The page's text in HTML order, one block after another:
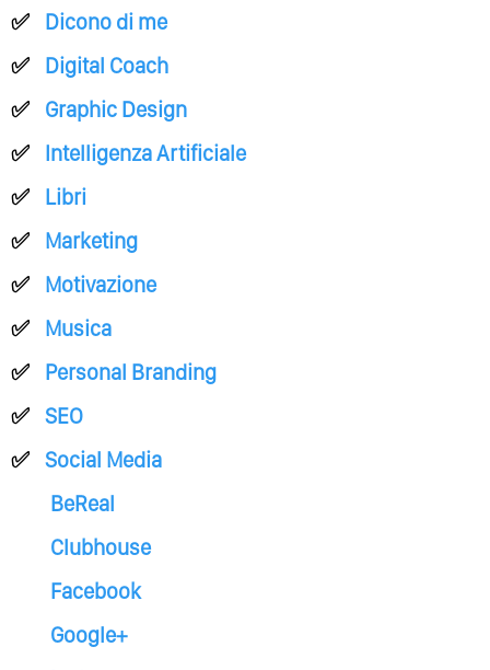
Dicono di me
Digital Coach
Graphic Design
Intelligenza Artificiale
Libri
Marketing
Motivazione
Musica
Personal Branding
SEO
Social Media
BeReal
Clubhouse
Facebook
Google+